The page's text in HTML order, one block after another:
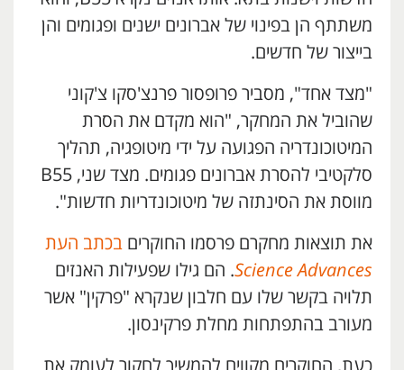
משתתף הן בפינוי של אברונים ישנים ופגומים והן
בייצור של חדשים.
"מצד אחד", מסביר פרופסור פרנצ'סקו צ'קוני
שהוביל את המחקר, "הוא מקדם את הסרת
המיטוכונדריה הפגועה על ידי מיטופגיה, תהליך
סלקטיבי להסרת אברונים פגומים. מצד שני, B55
מווסת את הסינתזה של מיטוכונדריות חדשות".
את תוצאות מחקרם פרסמו החוקרים בכתב העת
Science Advances. הם גילו שפעילות האנזים
תלויה בקשר שלו עם חלבון שנקרא "פרקין" אשר
מעורב בהתפתחות מחלת פרקינסון.